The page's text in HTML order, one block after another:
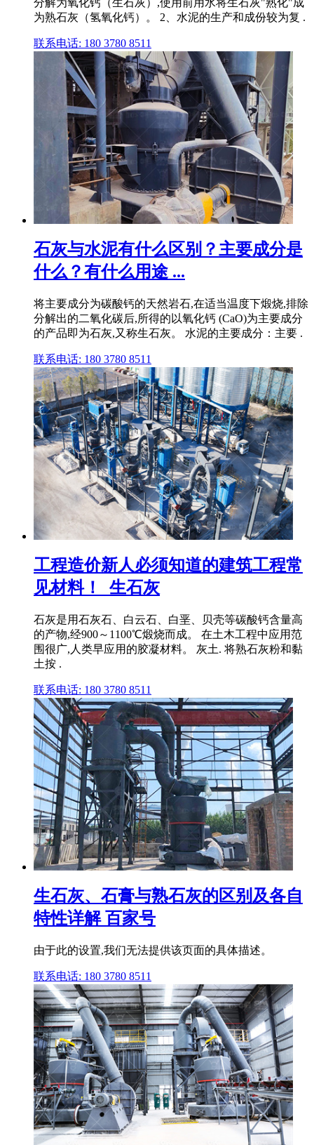
分解为氧化钙（生石灰）,使用前用水将生石灰"熟化"成
为熟石灰（氢氧化钙）。 2、水泥的生产和成份较为复 .
联系电话: 180 3780 8511
石灰与水泥有什么区别？主要成分是
什么？有什么用途 ...
将主要成分为碳酸钙的天然岩石,在适当温度下煅烧,排除
分解出的二氧化碳后,所得的以氧化钙 (CaO)为主要成分
的产品即为石灰,又称生石灰。 水泥的主要成分：主要 .
联系电话: 180 3780 8511
工程造价新人必须知道的建筑工程常
见材料！_生石灰
石灰是用石灰石、白云石、白垩、贝壳等碳酸钙含量高
的产物,经900～1100℃煅烧而成。 在土木工程中应用范
围很广,人类早应用的胶凝材料。 灰土. 将熟石灰粉和黏
土按 .
联系电话: 180 3780 8511
生石灰、石膏与熟石灰的区别及各自
特性详解 百家号
由于此的设置,我们无法提供该页面的具体描述。
联系电话: 180 3780 8511